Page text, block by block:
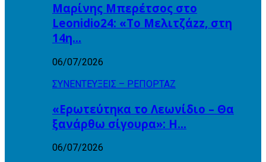
Μαρίνης Μπερέτσος στο
Leonidio24: «Το Μελιτζάzz, στη
14η…
06/07/2026
ΣΥΝΕΝΤΕΥΞΕΙΣ – ΡΕΠΟΡΤΑΖ
«Ερωτεύτηκα το Λεωνίδιο – Θα
ξανάρθω σίγουρα»: Η…
06/07/2026